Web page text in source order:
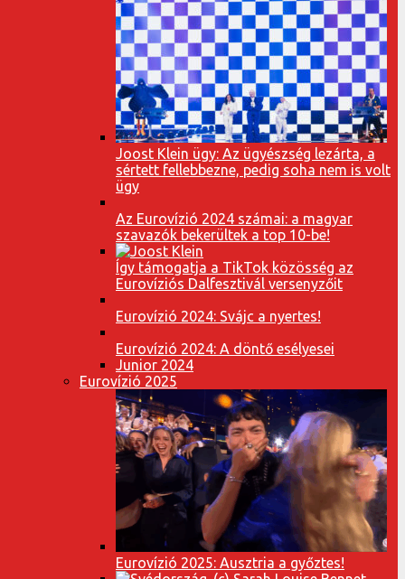
Joost Klein ügy: Az ügyészség lezárta, a
sértett fellebbezne, pedig soha nem is volt
ügy
Az Eurovízió 2024 számai: a magyar
szavazók bekerültek a top 10-be!
Így támogatja a TikTok közösség az
Eurovíziós Dalfesztivál versenyzőit
Eurovízió 2024: Svájc a nyertes!
Eurovízió 2024: A döntő esélyesei
Junior 2024
Eurovízió 2025
Eurovízió 2025: Ausztria a győztes!